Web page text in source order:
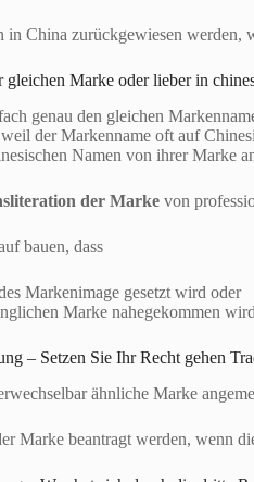
in China zurückgewiesen werden,
Marke oder lieber in
genau den gleichen
der Markenname oft auf
Namen von ihrer Marke
der Marke von
bauen, dass
Markenimage gesetzt wird oder
Marke nahegekommen
– Setzen Sie Ihr Recht gehen
ähnliche Marke
Marke beantragt werden, wenn